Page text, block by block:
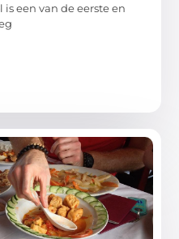
een van de eerste en